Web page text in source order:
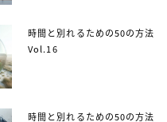
時間と別れるための50の方法
Vol.16
時間と別れるための50の方法